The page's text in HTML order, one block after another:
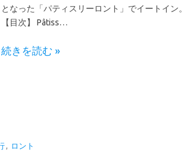
となった「パティスリーロント」でイートイン。
【目次】 Pâtiss…
続きを読む »
, ロント